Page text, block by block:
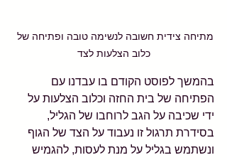
מתיחה צידית חשובה לנשימה טובה ופתיחה של
כלוב הצלעות לצד
בהמשך לפוסט הקודם בו עבדנו עם
הפתיחה של בית החזה וכלוב הצלעות על
ידי שכיבה על הגב לרוחבו של הגליל,
בסידרת תרגול זו נעבוד על הצד של הגוף
ונשתמש בגליל על מנת לעסות, להגמיש